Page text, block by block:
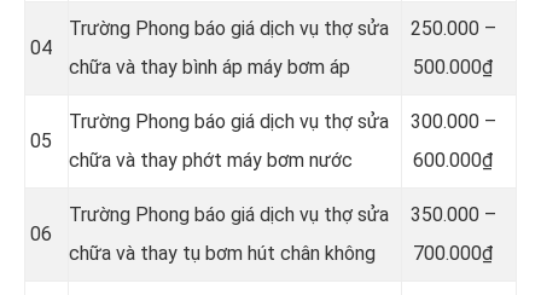
04
Trường Phong báo giá dịch vụ thợ sửa
chữa và thay bình áp máy bơm áp
250.000 –
500.000₫
05
Trường Phong báo giá dịch vụ thợ sửa
chữa và thay phớt máy bơm nước
300.000 –
600.000₫
06
Trường Phong báo giá dịch vụ thợ sửa
chữa và thay tụ bơm hút chân không
350.000 –
700.000₫